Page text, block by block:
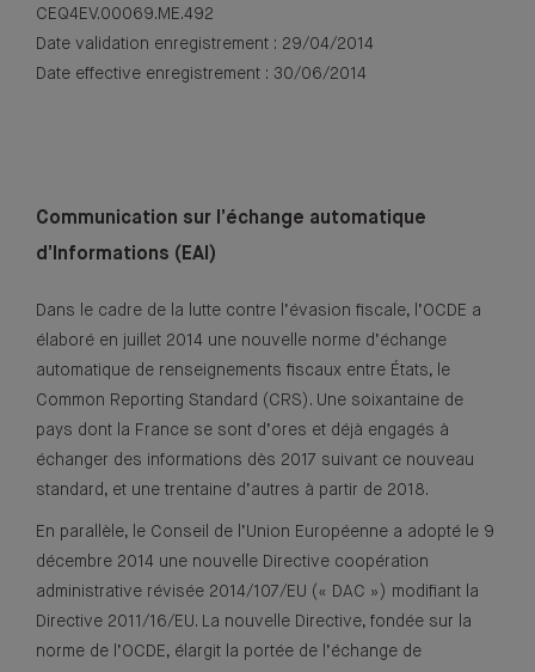
CEQ4EV.00069.ME.492
Date validation enregistrement : 29/04/2014
Date effective enregistrement : 30/06/2014
Communication sur l’échange automatique
d’Informations (EAI)
Dans le cadre de la lutte contre l’évasion fiscale, l’OCDE a
élaboré en juillet 2014 une nouvelle norme d’échange
automatique de renseignements fiscaux entre États, le
Common Reporting Standard (CRS). Une soixantaine de
pays dont la France se sont d’ores et déjà engagés à
échanger des informations dès 2017 suivant ce nouveau
standard, et une trentaine d’autres à partir de 2018.
En parallèle, le Conseil de l’Union Européenne a adopté le 9
décembre 2014 une nouvelle Directive coopération
administrative révisée 2014/107/EU (« DAC ») modifiant la
Directive 2011/16/EU. La nouvelle Directive, fondée sur la
norme de l’OCDE, élargit la portée de l’échange de